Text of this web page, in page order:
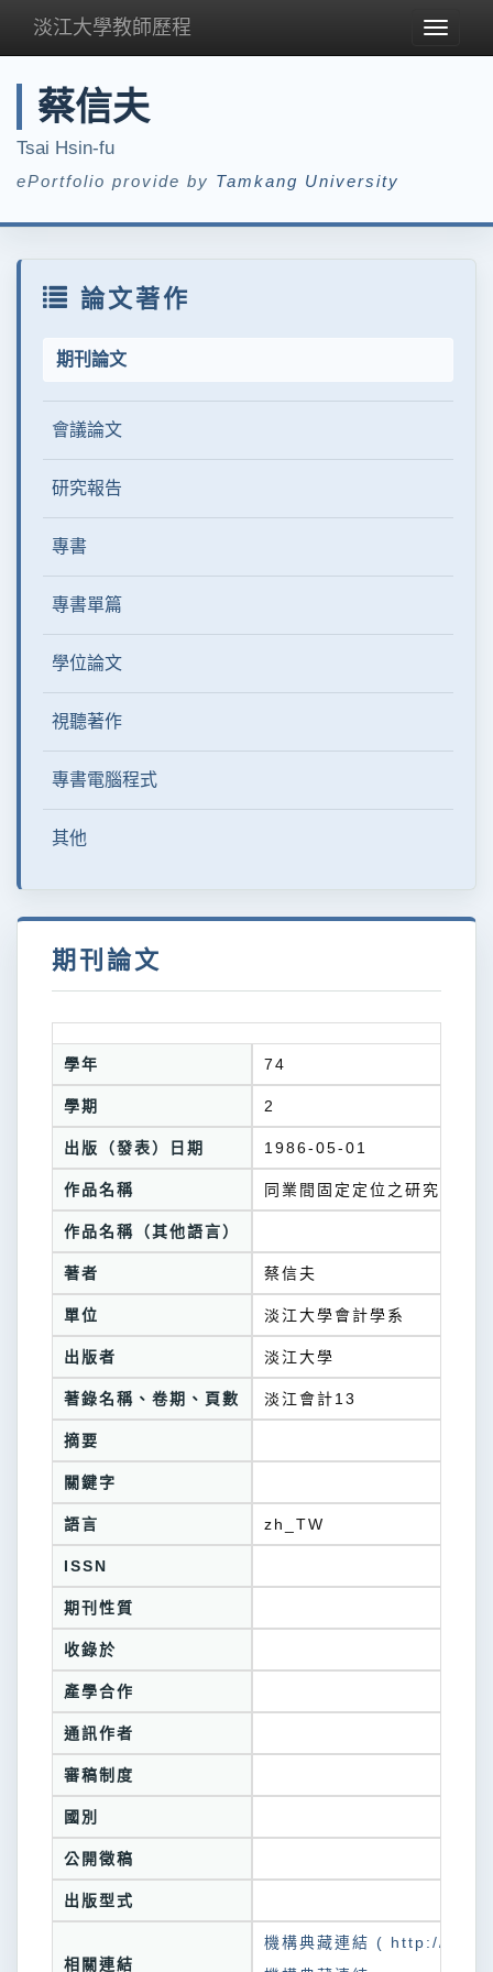
Toggle
淡江大學教師歷程
蔡信夫
Tsai Hsin-fu
ePortfolio provide by Tamkang University
論文著作
期刊論文
會議論文
研究報告
專書
專書單篇
學位論文
視聽著作
專書電腦程式
其他
期刊論文
學年 74
學期 2
出版（發表）日期 1986-05-01
作品名稱 同業間固定定位之研究
作品名稱（其他語言）
著者 蔡信夫
單位 淡江大學會計學系
出版者 淡江大學
著錄名稱、卷期、頁數 淡江會計13
摘要
關鍵字
語言 zh_TW
ISSN
期刊性質
收錄於
產學合作
通訊作者
審稿制度
國別
公開徵稿
出版型式
相關連結
機構典藏連結 ( http://